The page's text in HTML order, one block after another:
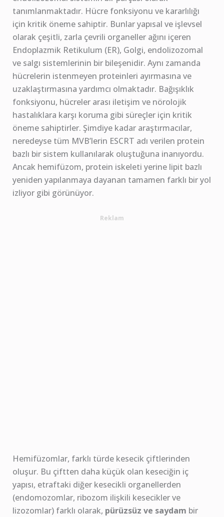
tanımlanmaktadır. Hücre fonksiyonu ve kararlılığı
için kritik öneme sahiptir. Bunlar yapısal ve işlevsel
olarak çeşitli, zarla çevrili organeller ağını içeren
Endoplazmik Retikulum (ER), Golgi, endolizozomal
ve salgı sistemlerinin bir bileşenidir. Aynı zamanda
hücrelerin istenmeyen proteinleri ayırmasına ve
uzaklaştırmasına yardımcı olmaktadır. Bağışıklık
fonksiyonu, hücreler arası iletişim ve nörolojik
hastalıklara karşı koruma gibi süreçler için kritik
öneme sahiptirler. Şimdiye kadar araştırmacılar,
neredeyse tüm MVB’lerin ESCRT adı verilen protein
bazlı bir sistem kullanılarak oluştuğuna inanıyordu.
Ancak hemifüzom, protein iskeleti yerine lipit bazlı
yeniden yapılanmaya dayanan tamamen farklı bir yol
izliyor gibi görünüyor.
Reklam
Hemifüzomlar, farklı türde kesecik çiftlerinden
oluşur. Bu çiftten daha küçük olan keseciğin iç
yapısı, etraftaki diğer kesecikli organellerden
(endomozomlar, ribozom ilişkili kesecikler ve
lizozomlar) farklı olarak, pürüzsüz ve saydam bir